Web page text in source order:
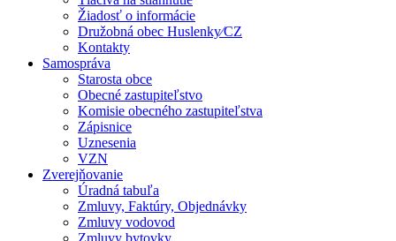
Žiadosť o informácie
Družobná obec Huslenky⁄CZ
Kontakty
Samospráva
Starosta obce
Obecné zastupiteľstvo
Komisie obecného zastupiteľstva
Zápisnice
Uznesenia
VZN
Zverejňovanie
Úradná tabuľa
Zmluvy, Faktúry, Objednávky
Zmluvy vodovod
Zmluvy bytovky